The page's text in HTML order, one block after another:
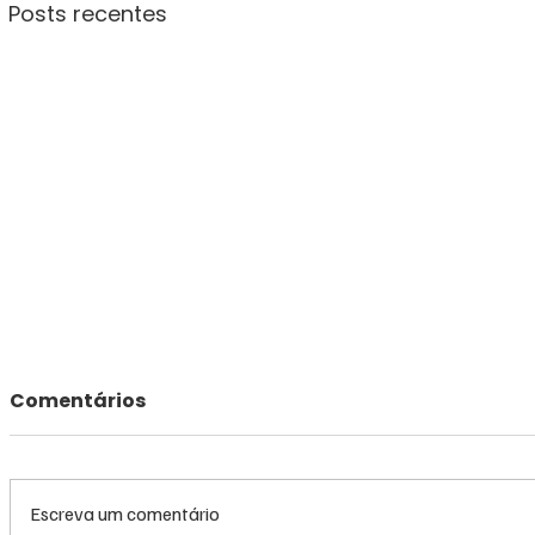
Posts recentes
Comentários
Escreva um comentário